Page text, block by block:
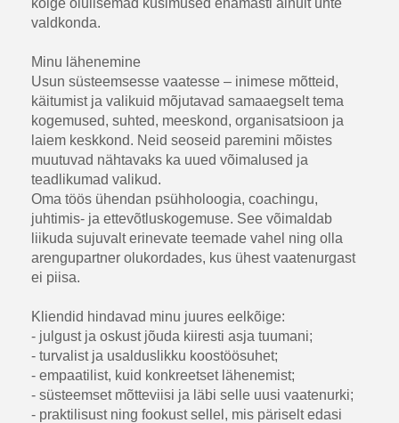
kõige olulisemad küsimused enamasti ainult ühte
valdkonda.
Minu lähenemine
Usun süsteemsesse vaatesse – inimese mõtteid,
käitumist ja valikuid mõjutavad samaaegselt tema
kogemused, suhted, meeskond, organisatsioon ja
laiem keskkond. Neid seoseid paremini mõistes
muutuvad nähtavaks ka uued võimalused ja
teadlikumad valikud.
Oma töös ühendan psühholoogia, coachingu,
juhtimis- ja ettevõtluskogemuse. See võimaldab
liikuda sujuvalt erinevate teemade vahel ning olla
arengupartner olukordades, kus ühest vaatenurgast
ei piisa.
Kliendid hindavad minu juures eelkõige:
- julgust ja oskust jõuda kiiresti asja tuumani;
- turvalist ja usalduslikku koostöösuhet;
- empaatilist, kuid konkreetset lähenemist;
- süsteemset mõtteviisi ja läbi selle uusi vaatenurki;
- praktilisust ning fookust sellel, mis päriselt edasi